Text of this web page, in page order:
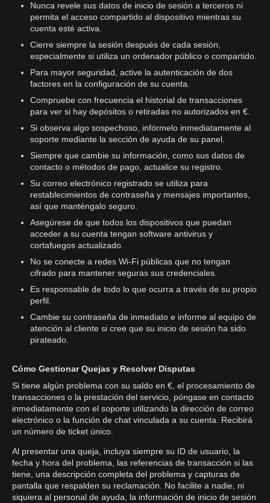
Nunca revele sus datos de inicio de sesión a terceros ni
permita el acceso compartido al dispositivo mientras su
cuenta esté activa.
Cierre siempre la sesión después de cada sesión,
especialmente si utiliza un ordenador público o compartido.
Para mayor seguridad, active la autenticación de dos
factores en la configuración de su cuenta.
Compruebe con frecuencia el historial de transacciones
para ver si hay depósitos o retiradas no autorizados en €.
Si observa algo sospechoso, infórmelo inmediatamente al
soporte mediante la sección de ayuda de su panel.
Siempre que cambie su información, como sus datos de
contacto o métodos de pago, actualice su registro.
Su correo electrónico registrado se utiliza para
restablecimientos de contraseña y mensajes importantes,
así que manténgalo seguro.
Asegúrese de que todos los dispositivos que puedan
acceder a su cuenta tengan software antivirus y
cortafuegos actualizado.
No se conecte a redes Wi-Fi públicas que no tengan
cifrado para mantener seguras sus credenciales.
Es responsable de todo lo que ocurra a través de su propio
perfil.
Cambie su contraseña de inmediato e informe al equipo de
atención al cliente si cree que su inicio de sesión ha sido
pirateado.
Cómo Gestionar Quejas y Resolver Disputas
Si tiene algún problema con su saldo en €, el procesamiento de
transacciones o la prestación del servicio, póngase en contacto
inmediatamente con el soporte utilizando la dirección de correo
electrónico o la función de chat vinculada a su cuenta. Recibirá
un número de ticket único.
Al presentar una queja, incluya siempre su ID de usuario, la
fecha y hora del problema, las referencias de transacción si las
tiene, una descripción completa del problema y capturas de
pantalla que respalden su reclamación. No facilite a nadie, ni
siquiera al personal de ayuda, la información de inicio de sesión